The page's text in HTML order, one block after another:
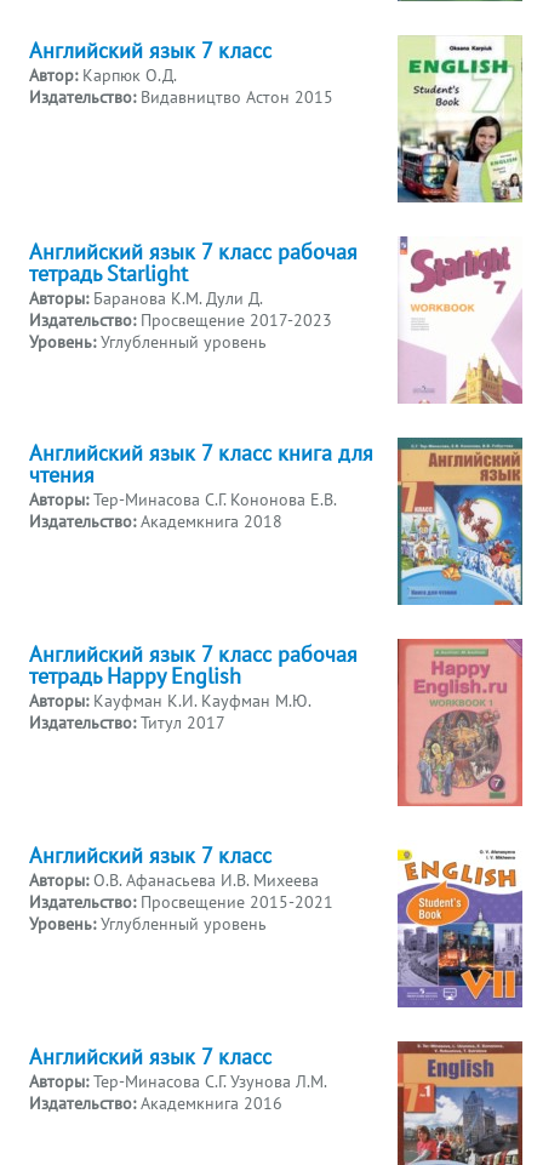
Английский язык 7 класс
Автор: Карпюк О.Д.
Издательство: Видавництво Астон 2015
Английский язык 7 класс рабочая
тетрадь Starlight
Авторы: Баранова К.М. Дули Д.
Издательство: Просвещение 2017-2023
Уровень: Углубленный уровень
Английский язык 7 класс книга для
чтения
Авторы:Тер-Минасова С.Г. Кононова Е.В.
Издательство:Академкнига 2018
Английский язык 7 класс рабочая
тетрадь Happy English
Авторы: Кауфман К.И. Кауфман М.Ю.
Издательство:Титул 2017
Английский язык 7 класс
Авторы:О.В. Афанасьева И.В. Михеева
Издательство: Просвещение 2015-2021
Уровень: Углубленный уровень
Английский язык 7 класс
Авторы:Тер-Минасова С.Г. Узунова Л.М.
Издательство:Академкнига 2016